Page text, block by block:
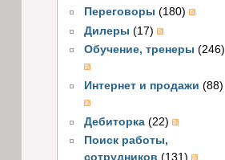
Переговоры (180)
Дилеры (17)
Обучение, тренеры (246)
Интернет и продажи (88)
Дебиторка (22)
Поиск работы,
сотрудников (131)